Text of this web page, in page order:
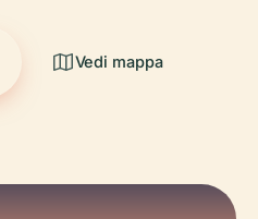
Vedi mappa